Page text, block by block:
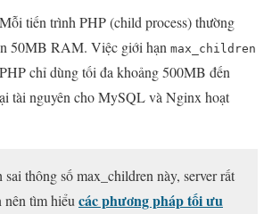
Mỗi tiến trình PHP (child process) thường
50MB RAM. Việc giới hạn max_children
chỉ dùng tối đa khoảng 500MB đến
tài nguyên cho MySQL và Nginx hoạt
thông số max_children này, server rất
nên tìm hiểucác phương pháp tối ưu